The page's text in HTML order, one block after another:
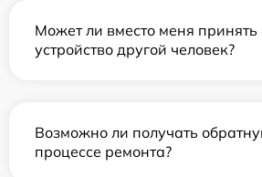
Может ли вместо меня принять
устройство другой человек?
Возможно ли получать
процессе ремонта?